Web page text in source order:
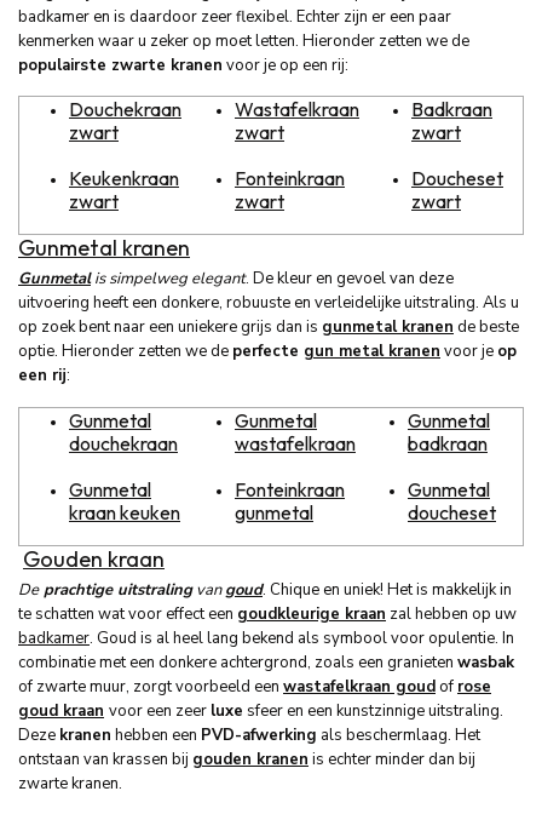
badkamer en is daardoor zeer flexibel. Echter zijn er een paar
kenmerken waar u zeker op moet letten. Hieronder zetten we de
populairste zwarte kranen voor je op een rij:
Douchekraan
zwart
Wastafelkraan
zwart
Badkraan
zwart
Keukenkraan
zwart
Fonteinkraan
zwart
Doucheset
zwart
Gunmetal kranen
Gunmetalis simpelweg elegant. De kleur en gevoel van deze
uitvoering heeft een donkere, robuuste en verleidelijke uitstraling. Als u
op zoek bent naar een uniekere grijs dan is gunmetal kranen de beste
optie. Hieronder zetten we de perfecte gun metal kranen voor je op
een rij:
Gunmetal
douchekraan
Gunmetal
wastafelkraan
Gunmetal
badkraan
Gunmetal
kraan keuken
Fonteinkraan
gunmetal
Gunmetal
doucheset
Gouden kraan
Deprachtige uitstralingvangoud. Chique en uniek! Het is makkelijk in
te schatten wat voor effect een goudkleurige kraan zal hebben op uw
badkamer. Goud is al heel lang bekend als symbool voor opulentie. In
combinatie met een donkere achtergrond, zoals een granieten wasbak
of zwarte muur, zorgt voorbeeld een wastafelkraan goudof rose
goud kraan voor een zeer luxe sfeer en een kunstzinnige uitstraling.
Deze kranen hebben een PVD-afwerking als beschermlaag. Het
ontstaan van krassen bij gouden kranen is echter minder dan bij
zwarte kranen.